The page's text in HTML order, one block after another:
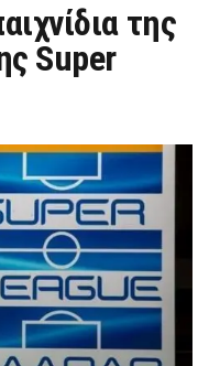
της
Super